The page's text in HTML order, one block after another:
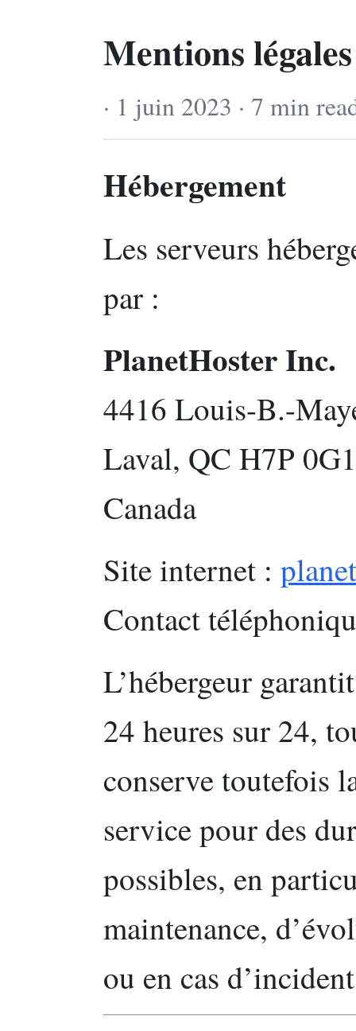
Mentions légales
· 1 juin 2023 · 7 min
Hébergement
Les serveurs
par :
PlanetHoster Inc.
4416 Louis-B.-
Laval, QC H7P 0G1
Canada
Site internet :
Contact
L’hébergeur
24 heures sur 24,
conserve toutefois
service pour des
possibles, en
maintenance,
ou en cas